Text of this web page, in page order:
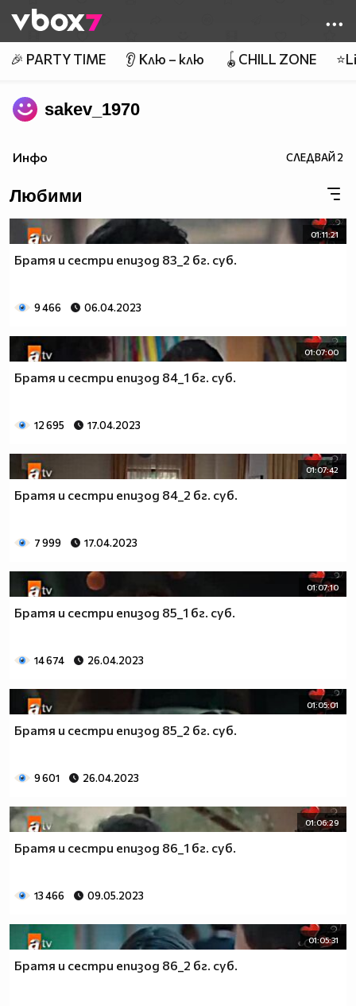
👾
🎉 PARTY TIME 👂 Клю – клю 🪀CHILL ZONE
sakev_1970
Инфо СЛЕДВАЙ2
Любими
01:11:21
Братя и сестри епизод 83_2 бг. суб.
9 466 06.04.2023
01:07:00
Братя и сестри епизод 84_1 бг. суб.
12 695 17.04.2023
01:07:42
Братя и сестри епизод 84_2 бг. суб.
7 999 17.04.2023
01:07:10
Братя и сестри епизод 85_1 бг. суб.
14 674 26.04.2023
01:05:01
Братя и сестри епизод 85_2 бг. суб.
9 601 26.04.2023
01:06:29
Братя и сестри епизод 86_1 бг. суб.
13 466 09.05.2023
01:05:31
Братя и сестри епизод 86_2 бг. суб.